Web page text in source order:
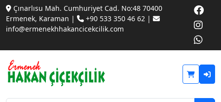
Çınarlısu Mah. Cumhuriyet Cad. No:48 70400
Ermenek, Karaman |
+90 533 350 46 62 |
info@ermenekhhakancicekcilik.com